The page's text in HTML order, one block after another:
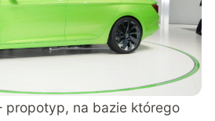
propotyp, na bazie którego